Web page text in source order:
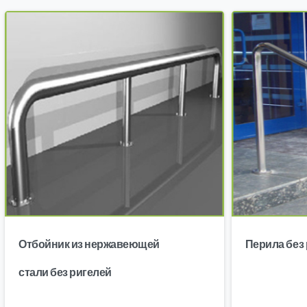
Отбойник из нержавеющей
стали без ригелей
Перила без